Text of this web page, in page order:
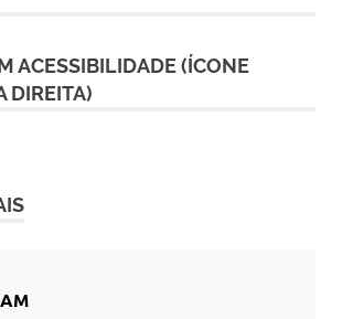
ACESSIBILIDADE (ÍCONE
DIREITA)